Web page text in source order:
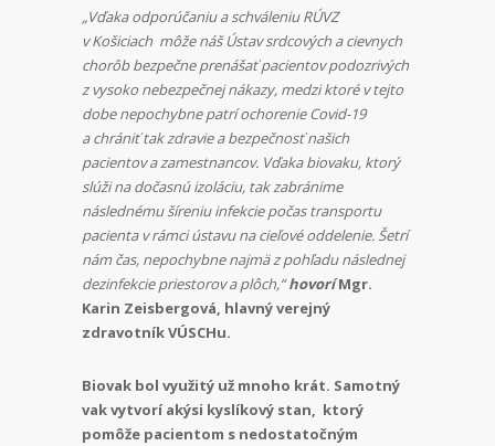
„Vďaka odporúčaniu a schváleniu RÚVZ
v Košiciach môže náš Ústav srdcových a cievnych
chorôb bezpečne prenášať pacientov podozrivých
z vysoko nebezpečnej nákazy, medzi ktoré v tejto
dobe nepochybne patrí ochorenie Covid-19
a chrániť tak zdravie a bezpečnosť našich
pacientov a zamestnancov. Vďaka biovaku, ktorý
slúži na dočasnú izoláciu, tak zabránime
následnému šíreniu infekcie počas transportu
pacienta v rámci ústavu na cieľové oddelenie. Šetrí
nám čas, nepochybne najmä z pohľadu následnej
dezinfekcie priestorov a plôch,“hovoríMgr.
Karin Zeisbergová, hlavný verejný
zdravotník VÚSCHu.
Biovak bol využitý už mnoho krát. Samotný
vak vytvorí akýsi kyslíkový stan, ktorý
pomôže pacientom s nedostatočným